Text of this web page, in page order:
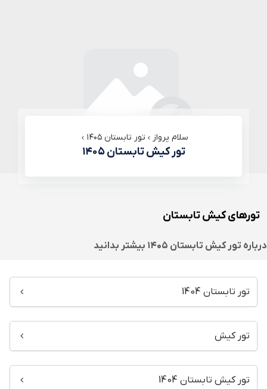
سلام پرواز تور تابستان ۱۴۰۵
تور کیش تابستان ۱۴۰۵
تورهای کیش تابستان
درباره تور کیش تابستان ۱۴۰۵ بیشتر بدانید
تور تابستان 1404
تور کیش
تور کیش تابستان 1404